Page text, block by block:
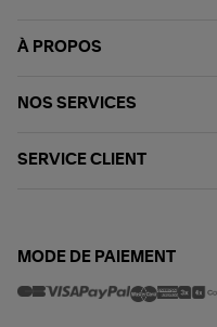
À PROPOS
NOS SERVICES
SERVICE CLIENT
MODE DE PAIEMENT